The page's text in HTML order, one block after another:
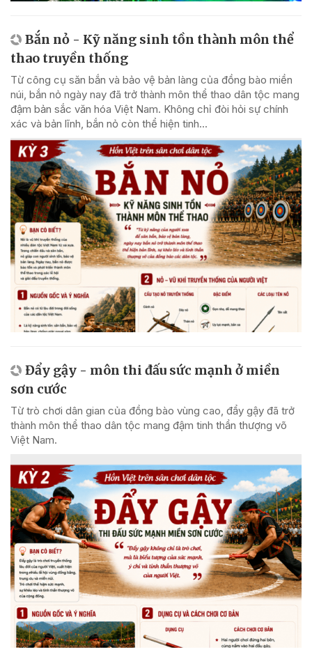
Bắn nỏ - Kỹ năng sinh tồn thành môn thể
thao truyền thống
Từ công cụ săn bắn và bảo vệ bản làng của đồng bào miền
núi, bắn nỏ ngày nay đã trở thành môn thể thao dân tộc mang
đậm bản sắc văn hóa Việt Nam. Không chỉ đòi hỏi sự chính
xác và bản lĩnh, bắn nỏ còn thể hiện tinh...
Đẩy gậy - môn thi đấu sức mạnh ở miền
sơn cước
Từ trò chơi dân gian của đồng bào vùng cao, đẩy gậy đã trở
thành môn thể thao dân tộc mang đậm tinh thần thượng võ
Việt Nam.